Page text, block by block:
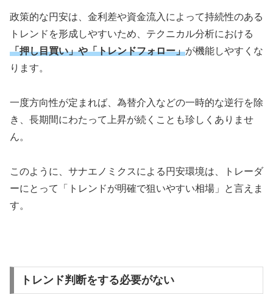
政策的な円安は、金利差や資金流入によって持続性のある
トレンドを形成しやすいため、テクニカル分析における
「押し目買い」や「トレンドフォロー」が機能しやすくな
ります。
一度方向性が定まれば、為替介入などの一時的な逆行を除
き、長期間にわたって上昇が続くことも珍しくありませ
ん。
このように、サナエノミクスによる円安環境は、トレーダ
ーにとって「トレンドが明確で狙いやすい相場」と言えま
す。
トレンド判断をする必要がない